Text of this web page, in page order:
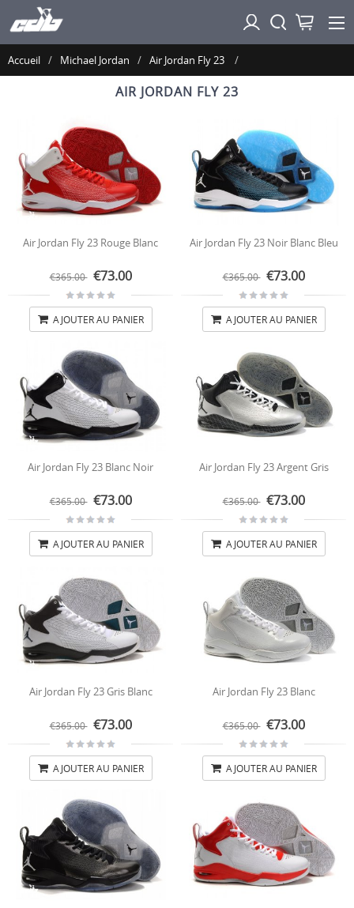
Accueil Michael Jordan Air Jordan Fly 23
AIR JORDAN FLY 23
Air Jordan Fly 23 Rouge Blanc
€365.00 €73.00
AJOUTER AU PANIER
Air Jordan Fly 23 Noir Blanc Bleu
€365.00 €73.00
AJOUTER AU PANIER
Air Jordan Fly 23 Blanc Noir
€365.00 €73.00
AJOUTER AU PANIER
Air Jordan Fly 23 Argent Gris
€365.00 €73.00
AJOUTER AU PANIER
Air Jordan Fly 23 Gris Blanc
€365.00 €73.00
AJOUTER AU PANIER
Air Jordan Fly 23 Blanc
€365.00 €73.00
AJOUTER AU PANIER